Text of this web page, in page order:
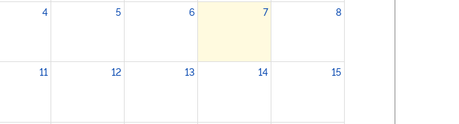
4 5 6 7 8
11 12 13 14 15